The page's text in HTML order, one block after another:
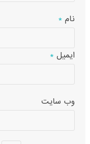
نام*
ایمیل*
وب‌ سایت